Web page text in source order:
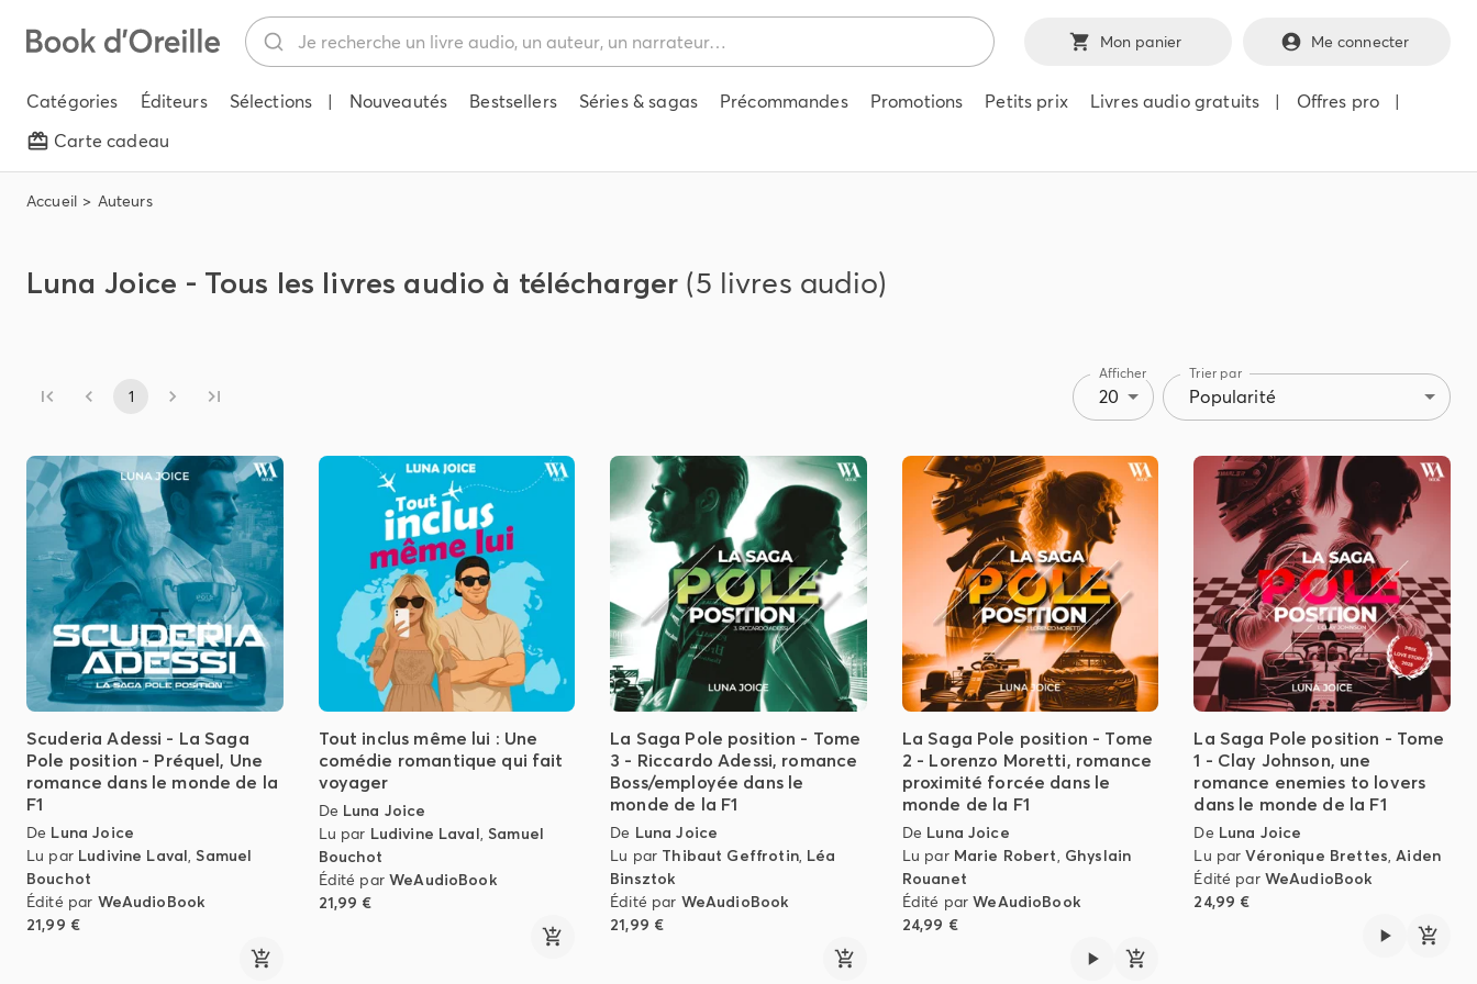
Mon panier Me connecter
Catégories Éditeurs Sélections | Nouveautés Bestsellers Séries & sagas Précommandes Promotions Petits prix Livres audio gratuits | Offres pro
|
Carte cadeau
Accueil Auteurs
Luna Joice - Tous les livres audio à télécharger (5 livres audio)
1
Afficher
20
Trier par
Popularité
Scuderia Adessi - La Saga
Pole position - Préquel, Une
romance dans le monde de la
F1
De Luna Joice
Lu par Ludivine Laval, Samuel
Bouchot
Édité par WeAudioBook
21,99 €
Tout inclus même lui : Une
comédie romantique qui fait
voyager
De Luna Joice
Lu par Ludivine Laval, Samuel
Bouchot
Édité parWeAudioBook
21,99 €
La Saga Pole position - Tome
3 - Riccardo Adessi, romance
Boss/employée dans le
monde de la F1
De Luna Joice
Lu par Thibaut Geffrotin, Léa
Binsztok
Édité par WeAudioBook
21,99 €
La Saga Pole position - Tome
2 - Lorenzo Moretti, romance
proximité forcée dans le
monde de la F1
De Luna Joice
Lu par Marie Robert, Ghyslain
Rouanet
Édité parWeAudioBook
24,99 €
La Saga Pole position - Tome
1 - Clay Johnson, une
romance enemies to lovers
dans le monde de la F1
De Luna Joice
Lu parVéronique Brettes,Aiden
Édité par WeAudioBook
24,99 €